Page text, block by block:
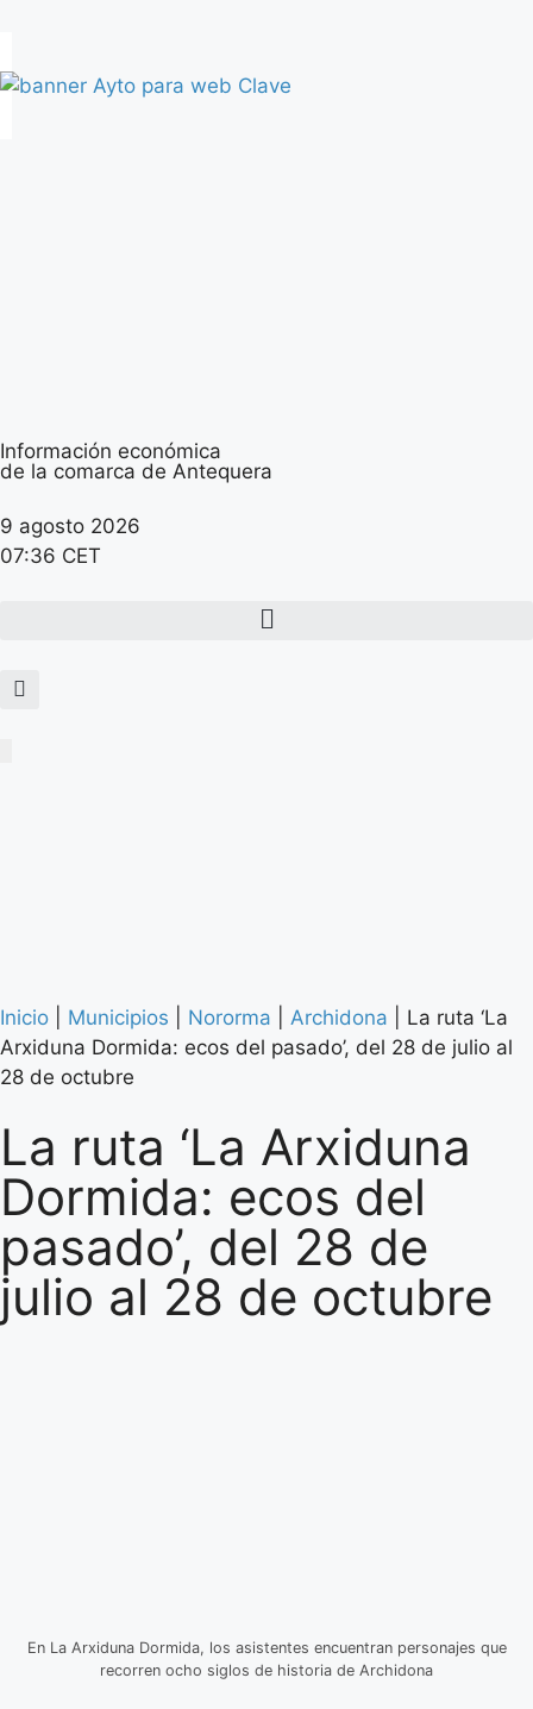
Información económica
de la comarca de Antequera
9 agosto 2026
07:36 CET
Inicio Municipios Nororma Archidona
La ruta ‘La
Arxiduna Dormida: ecos del pasado’, del 28 de julio al
28 de octubre
La ruta ‘La Arxiduna
Dormida: ecos del
pasado’, del 28 de
julio al 28 de octubre
En La Arxiduna Dormida, los asistentes encuentran personajes que
recorren ocho siglos de historia de Archidona